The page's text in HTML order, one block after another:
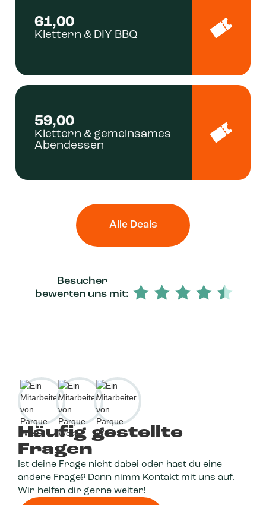
61,00
Klettern & DIY BBQ
59,00
Klettern & gemeinsames
Abendessen
Alle Deals
Besucher
bewerten uns mit:
Häufig gestellte
Fragen
Ist deine Frage nicht dabei oder hast du eine
andere Frage? Dann nimm Kontakt mit uns auf.
Wir helfen dir gerne weiter!